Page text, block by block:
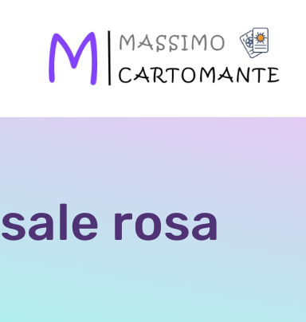
sale rosa